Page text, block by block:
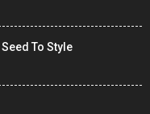
To Style